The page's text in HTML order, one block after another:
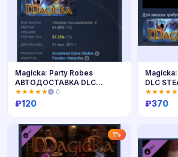
Купить
Magicka: Party Robes
АВТОДОСТАВКА DLC
STEAM РОССИЯ
★★★★★ 0
₽120
DLC
★★★★★
₽370
1%